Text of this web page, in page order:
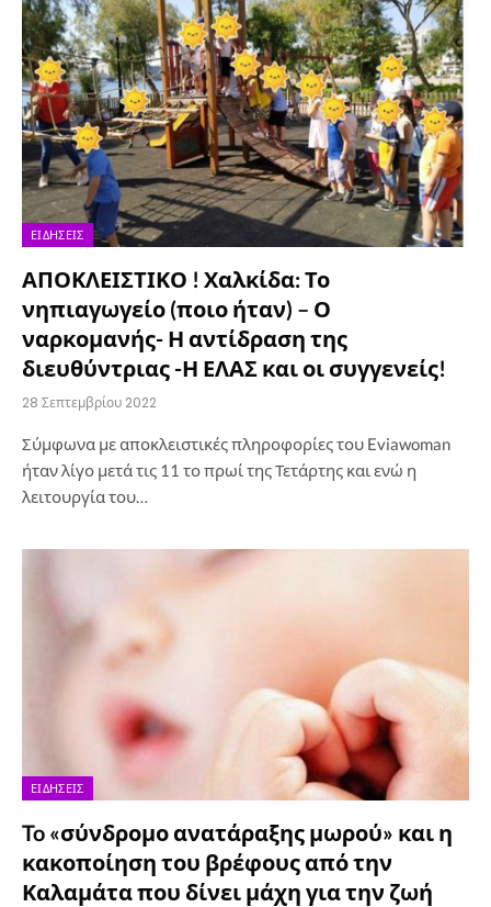
ΕΙΔΉΣΕΙΣ
ΑΠΟΚΛΕΙΣΤΙΚΟ ! Χαλκίδα: Το
νηπιαγωγείο (ποιο ήταν) – Ο
ναρκομανής- Η αντίδραση της
διευθύντριας -Η ΕΛΑΣ και οι συγγενείς!
28 Σεπτεμβρίου 2022
Σύμφωνα με αποκλειστικές πληροφορίες του Eviawoman
ήταν λίγο μετά τις 11 το πρωί της Τετάρτης και ενώ η
λειτουργία του…
ΕΙΔΉΣΕΙΣ
To «σύνδρομο ανατάραξης μωρού» και η
κακοποίηση του βρέφους από την
Καλαμάτα που δίνει μάχη για την ζωή